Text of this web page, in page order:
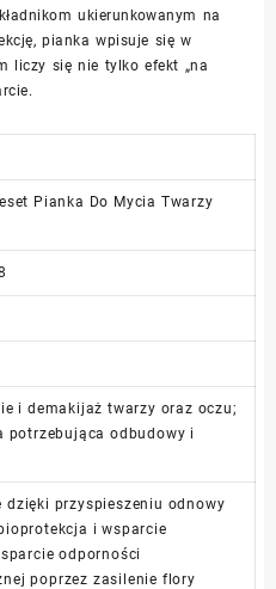
ukierunkowanym na
pianka wpisuje się w
liczy się nie tylko efekt „na
Pianka Do Mycia Twarzy
i demakijaż twarzy oraz oczu;
potrzebująca odbudowy i
dzięki przyspieszeniu odnowy
i wsparcie
odporności
poprzez zasilenie flory